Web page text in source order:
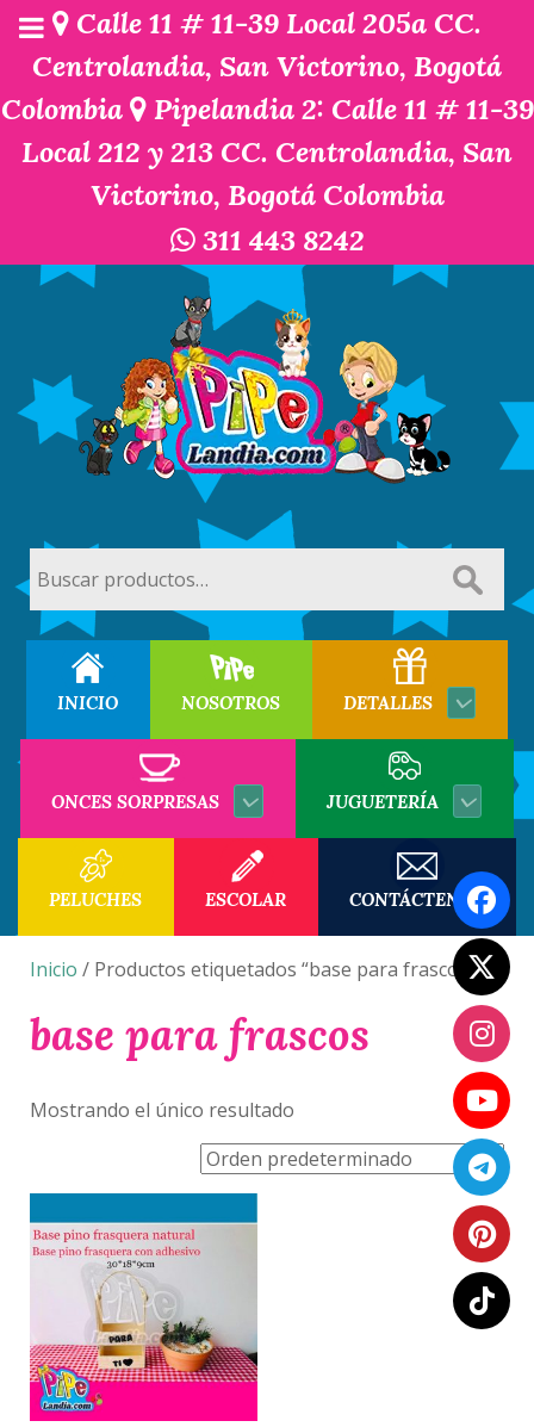
Calle 11 # 11-39 Local 205a CC.
Centrolandia, San Victorino, Bogotá
Colombia
Pipelandia 2: Calle 11 # 11-39
Local 212 y 213 CC. Centrolandia, San
Victorino, Bogotá Colombia
311 443 8242
por:
INICIO NOSOTROS DETALLES
ONCES SORPRESAS JUGUETERÍA
PELUCHES ESCOLAR CONTÁCTENOS
Inicio / Productos etiquetados “base para frascos”
base para frascos
Mostrando el único resultado